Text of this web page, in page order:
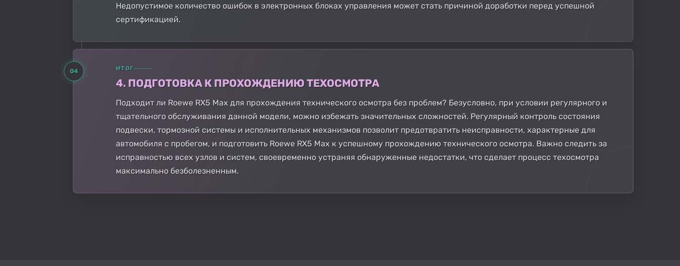
Недопустимое количество ошибок в электронных блоках управления может стать причиной доработки перед успешной
сертификацией.
04 ИТОГ
4. ПОДГОТОВКА К ПРОХОЖДЕНИЮ ТЕХОСМОТРА
Подходит ли Roewe RX5 Max для прохождения технического осмотра без проблем? Безусловно, при условии регулярного и
тщательного обслуживания данной модели, можно избежать значительных сложностей. Регулярный контроль состояния
подвески, тормозной системы и исполнительных механизмов позволит предотвратить неисправности, характерные для
автомобиля с пробегом, и подготовить Roewe RX5 Max к успешному прохождению технического осмотра. Важно следить за
исправностью всех узлов и систем, своевременно устраняя обнаруженные недостатки, что сделает процесс техосмотра
максимально безболезненным.